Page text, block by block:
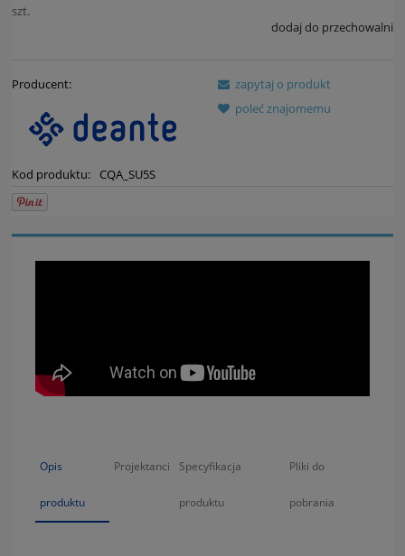
szt.
dodaj do przechowalni
Producent:
Kod produktu: CQA_SU5S
zapytaj o produkt
poleć znajomemu
Opis
produktu
Projektanci Specyfikacja
produktu
Pliki do
pobrania